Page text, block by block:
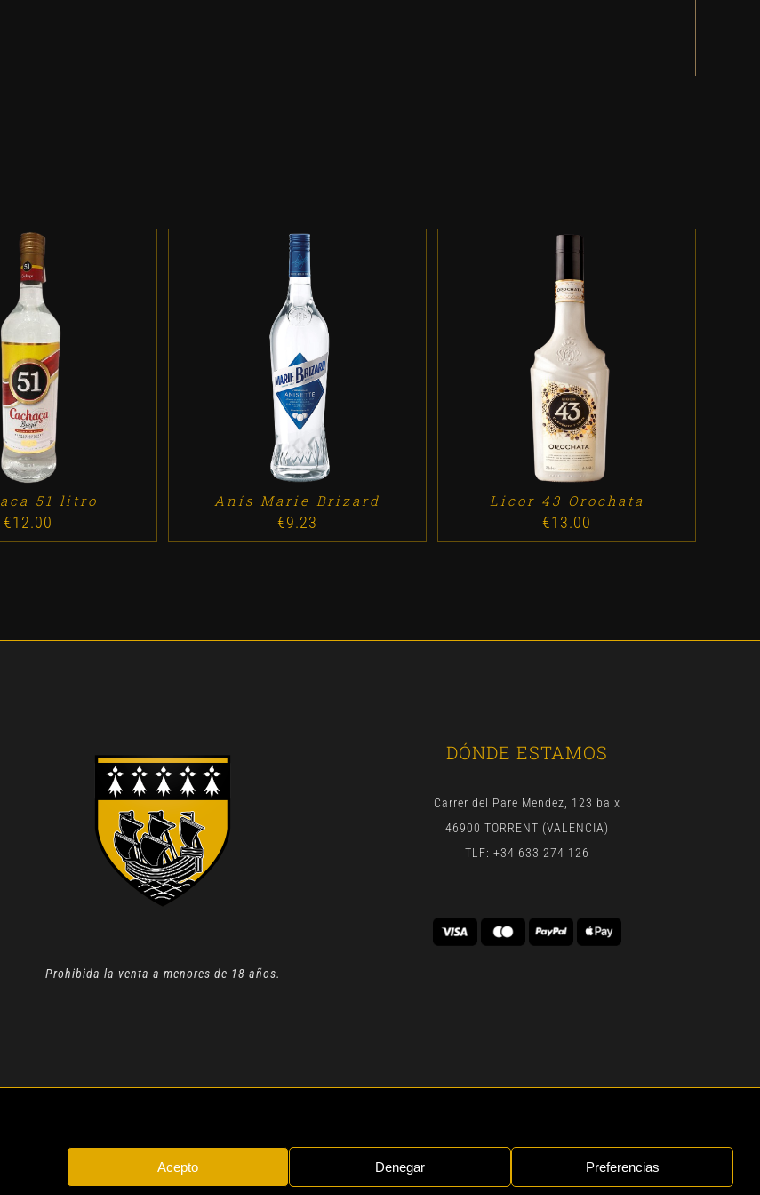
Acepto Denegar Preferencias
/ DETALLES
51 litro
€12.00
ADD TO CART / DETALLES
Anís Marie Brizard
€9.23
ADD TO CART / DETALLES
Licor 43 Orochata
€13.00
Prohibida la venta a menores de 18 años.
DÓNDE ESTAMOS
Carrer del Pare Mendez, 123 baix
46900 TORRENT (VALENCIA)
TLF: +34 633 274 126
AVISO LEGAL| TODOS LOS DERECHOS RESERVADOS | BYGEN DIGITAL